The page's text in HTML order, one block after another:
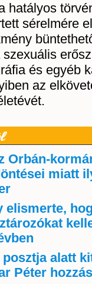
hatályos
sérelmére
és egyéb
az
Orbán-
miatt
elismerte,
alatt
Péter